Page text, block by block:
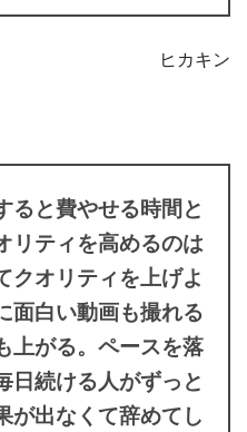
ヒカキン
ると費やせる時間と
リティを高めるのは
クオリティを上げよ
面白い動画も撮れる
上がる。ペースを落
日続ける人がずっと
が出なくて辞めてし